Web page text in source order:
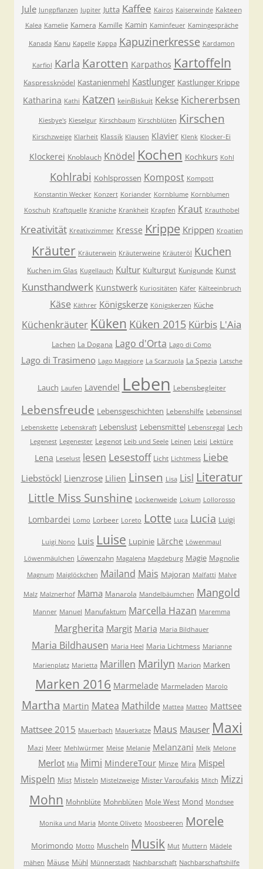
Jule Jungpflanzen Jupiter Jutta Kaffee Kairos Kaiserwinde Kakteen
Kalea Kamelie Kamera Kamille Kamin Kaminfeuer Kamingespräche
Kanada Kanu Kapelle Kappa Kapuzinerkresse Kardamon
Karfiol Karla Karotten Karpathos Kartoffeln
Kaspressknödel Kastanienmehl Kastlunger Kastlunger Krippe
Katharina Kathi Katzen keinBiskuit Kekse Kichererbsen
Kiesbye's Kieselgur Kirschbaum Kirschblüten Kirschen
Kirschzweige Klarheit Klassik Klausen Klavier Klenk Klocker-Ei
Klockerei Knoblauch Knödel Kochen Kochkurs Kohl
Kohlrabi Kohlsprossen Kompost Kompott
Konstantin Wecker Konzert Koriander Kornblume Kornblumen
Koschuh Kraftquelle Kraniche Krankheit Krapfen Kraut Krauthobel
Kreativität Kreativzimmer Kresse Krippe Krippen Kroatien
Kräuter Kräuterwein Kräuterweine Kräuteröl Kuchen
Kuchen im Glas Kugellauch Kultur Kulturgut Kunigunde Kunst
Kunsthandwerk Kunstwerk Kuriositäten Käfer Kälteeinbruch
Käse Käthrer Königskerze Königskerzen Küche
Küchenkräuter Küken Küken 2015 Kürbis L'Aia
Lachen La Dogana Lago d'Orta Lago di Como
Lago di Trasimeno Lago Maggiore La Scarzuola La Spezia Latsche
Lauch Laufen Lavendel Leben Lebensbegleiter
Lebensfreude Lebensgeschichten Lebenshilfe Lebensinsel
Lebenskette Lebenskraft Lebenslust Lebensmittel Lebensregal Lech
Legenest Legenester Legenot Leib und Seele Leinen Leisi Lektüre
Lena Leselust lesen Lesestoff Licht Lichtmess Liebe
Liebstöckl Lienzrose Lilien Linsen Lisa Lisl Literatur
Little Miss Sunshine Lockenweide Lokum Lollorosso
Lombardei Lomo Lorbeer Loreto Lotte Luca Lucia Luigi
Luigi Nono Luis Luise Lupinie Lärche Löwenmaul
Löwenmäulchen Löwenzahn Magalena Magdeburg Magie Magnolie
Magnum Maiglöckchen Mailand Mais Majoran Malfatti Malve
Malz Malznerhof Mama Manarola Mandelbäumchen Mangold
Manner Manuel Manufaktum Marcella Hazan Maremma
Margherita Margit Maria Maria Bildhauer
Maria Bildhausen Maria Heel Maria Lichtmess Marianne
Marienplatz Marietta Marillen Marilyn Marion Marken
Marken 2016 Marmelade Marmeladen Marolo
Martha Martin Matea Mathilde Mattea Matteo Mattsee
Mattsee 2015 Mauerbach Mauerkatze Maus Mauser Maxi
Mazi Meer Mehlwürmer Meise Melanie Melanzani Melk Melone
Merlot Mia Mimi MindereTour Minze Mira Mispel
Mispeln Mist Misteln Mistelzweige Mister Varoufakis Mitch Mizzi
Mohn Mohnblüte Mohnblüten Mole West Mond Mondsee
Monika und Maria Monte Oliveto Moosbeeren Morele
Morimondo Motto Muscheln Musik Mut Muttern Mädele
mähen Mäuse Mühl Münnerstadt Nachbarschaft Nachbarschaftshilfe